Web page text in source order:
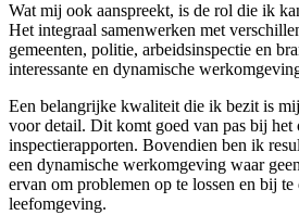
Wat mij ook aanspreekt, is de rol die ik
Het integraal samenwerken met
gemeenten, politie, arbeidsinspectie en
interessante en dynamische
Een belangrijke kwaliteit die ik bezit is
voor detail. Dit komt goed van pas bij het
inspectierapporten. Bovendien ben ik
een dynamische werkomgeving waar
ervan om problemen op te lossen en bij
leefomgeving.